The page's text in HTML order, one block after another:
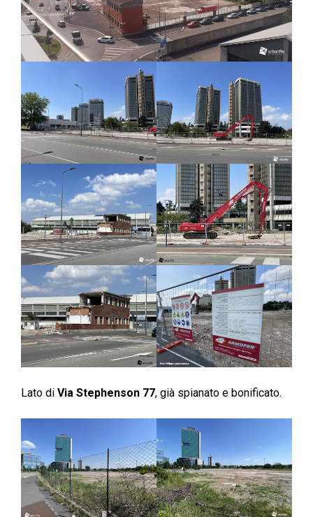
Lato di Via Stephenson 77, già spianato e bonificato.